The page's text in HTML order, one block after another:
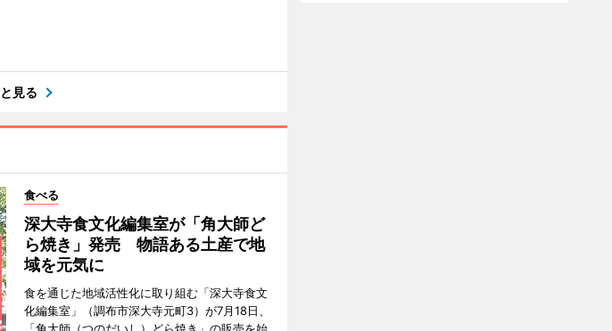
見る
食べる
深大寺食文化編集室が「角大師ど
ら焼き」発売 物語ある土産で地
域を元気に
食を通じた地域活性化に取り組む「深大寺食文
化編集室」（調布市深大寺元町3）が7月18日、